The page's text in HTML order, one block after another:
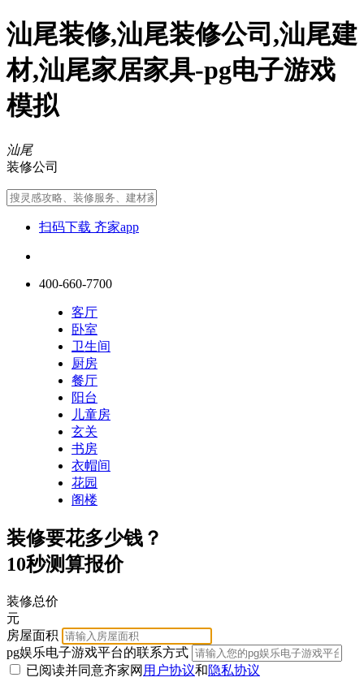
汕尾装修,汕尾装修公司,汕尾建
材,汕尾家居家具-pg电子游戏
模拟
汕尾
装修公司
扫码下载 齐家app
400-660-7700
客厅
卧室
卫生间
厨房
餐厅
阳台
儿童房
玄关
书房
衣帽间
花园
阁楼
装修要花多少钱？
10秒测算报价
装修总价
元
房屋面积
pg娱乐电子游戏平台的联系方式
已阅读并同意齐家网 用户协议和隐私协议